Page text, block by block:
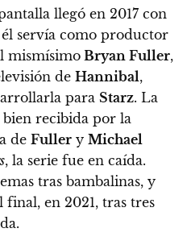
llegó en 2017 con
servía como productor
mismísimo Bryan Fuller,
de Hannibal,
para Starz. La
recibida por la
de Fuller y Michael
, la serie fue en caída.
tras bambalinas, y
final, en 2021, tras tres